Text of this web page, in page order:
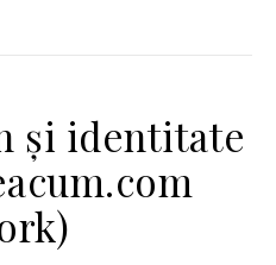
și identitate